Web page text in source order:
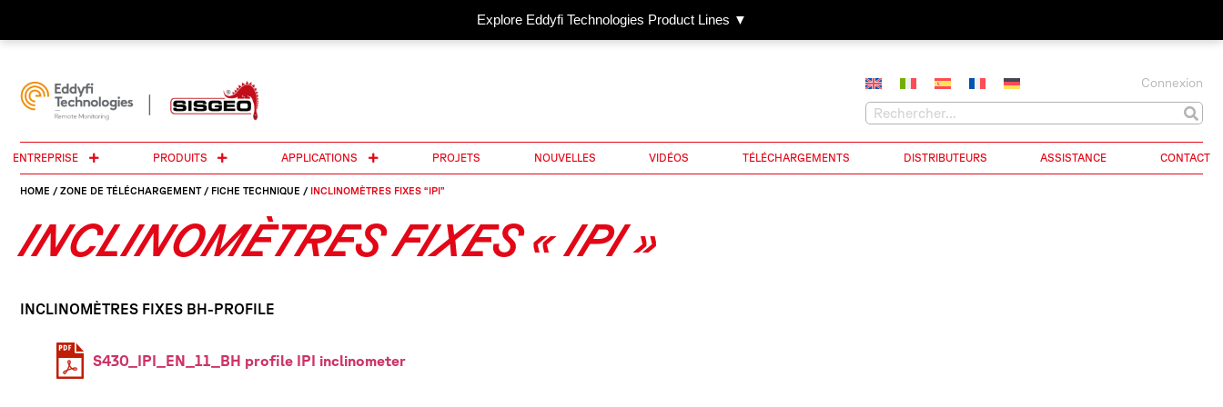
Explore Eddyfi Technologies Product Lines ▼
Connexion
ENTREPRISE PRODUITS APPLICATIONS PROJETS NOUVELLES VIDÉOS TÉLÉCHARGEMENTS DISTRIBUTEURS ASSISTANCE CONTACT
HOME / ZONE DE TÉLÉCHARGEMENT / FICHE TECHNIQUE / INCLINOMÈTRES FIXES “IPI”
INCLINOMÈTRES FIXES « IPI »
INCLINOMÈTRES FIXES BH-PROFILE
S430_IPI_EN_11_BH profile IPI inclinometer